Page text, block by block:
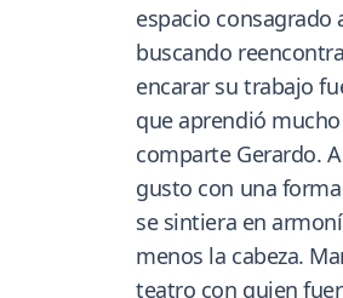
espacio consagrado
buscando
encarar su trabajo
que aprendió
comparte Gerardo.
gusto con una
se sintiera en
menos la cabeza.
teatro con quien